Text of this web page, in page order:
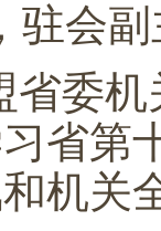
驻会
省委
省第
机关